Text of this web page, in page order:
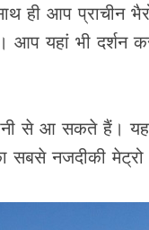
ही आप प्राचीन
आप यहां भी दर्शन
से आ सकते हैं।
सबसे नजदीकी